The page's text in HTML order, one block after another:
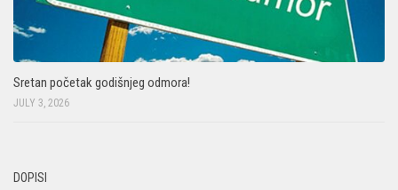
Sretan početak godišnjeg odmora!
JULY 3, 2026
DOPISI